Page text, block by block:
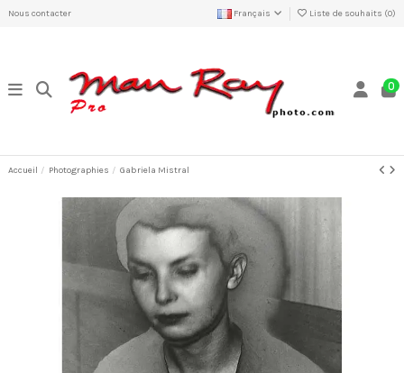
Nous contacter Français Liste de souhaits (0)
0
Accueil Photographies Gabriela Mistral